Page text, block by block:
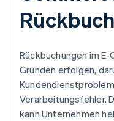
Rückbuchungen im
Gründen erfolgen,
Verarbeitungsfehler.
kann Unternehmen